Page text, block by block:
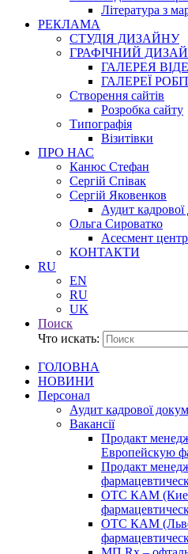
Література з
РЕКЛАМА
СТУДІЯ ДИЗАЙНУ
ГРАФІЧНИЙ
ГАЛЕРЕЯ
ГАЛЕРЕЇ
Створення сайтів
Розробка сайту
Типографія
Візитівки
ПРО НАС
Канюс Стефан
Сергій Співак
Сергій Яковенков
Аудит кадрової
Ольга Сироватко
Асесмент центр
КОНТАКТИ
RU
EN
RU
UK
Поиск
Что искать:
ГОЛОВНА
НОВИНИ
Персонал
Аудит кадрової
Вакансії
Продакт
Европейскую
Продакт
ОТС КАМ
ОТС КАМ